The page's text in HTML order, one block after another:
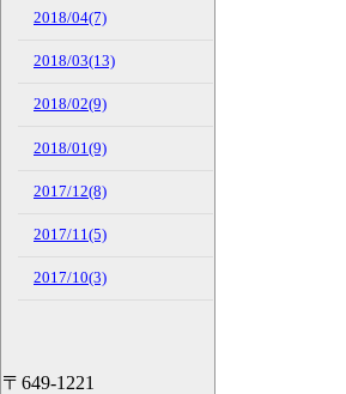
2018/04(7)
2018/03(13)
2018/02(9)
2018/01(9)
2017/12(8)
2017/11(5)
2017/10(3)
〒649-1221